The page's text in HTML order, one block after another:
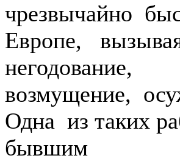
чрезвычайно
Европе,
негодование,
возмущение,
Одна из таких
бывшим